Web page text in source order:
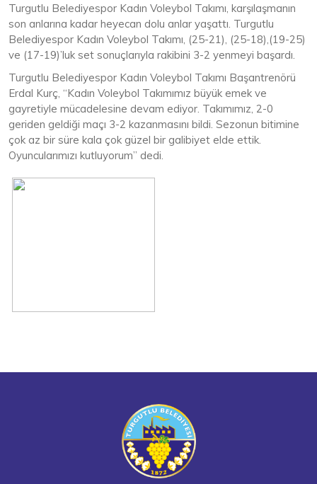
Turgutlu Belediyespor Kadın Voleybol Takımı, karşılaşmanın
son anlarına kadar heyecan dolu anlar yaşattı. Turgutlu
Belediyespor Kadın Voleybol Takımı, (25-21), (25-18),(19-25)
ve (17-19)’luk set sonuçlarıyla rakibini 3-2 yenmeyi başardı.
Turgutlu Belediyespor Kadın Voleybol Takımı Başantrenörü
Erdal Kurç, “Kadın Voleybol Takımımız büyük emek ve
gayretiyle mücadelesine devam ediyor. Takımımız, 2-0
geriden geldiği maçı 3-2 kazanmasını bildi. Sezonun bitimine
çok az bir süre kala çok güzel bir galibiyet elde ettik.
Oyuncularımızı kutluyorum” dedi.